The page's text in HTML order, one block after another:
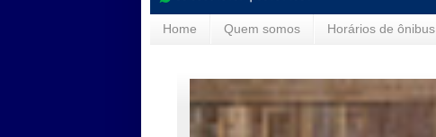
Home Quem somos Horários de ônibus